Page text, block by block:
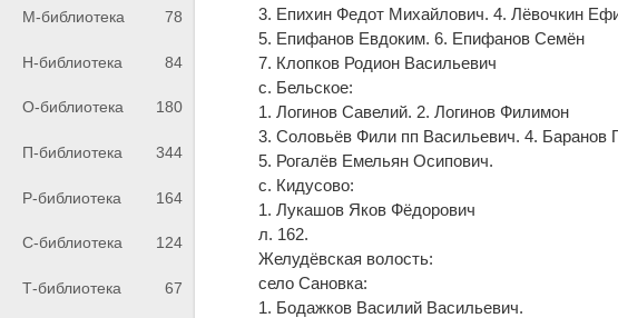
М-библиотека 78
Н-библиотека 84
О-библиотека 180
П-библиотека 344
Р-библиотека 164
С-библиотека 124
Т-библиотека 67
3. Епихин Федот Михайлович. 4. Лёвочкин
5. Епифанов Евдоким. 6. Епифанов Семён
7. Клопков Родион Васильевич
с. Бельское:
1. Логинов Савелий. 2. Логинов Филимон
3. Соловьёв Фили пп Васильевич. 4. Баранов
5. Рогалёв Емельян Осипович.
с. Кидусово:
1. Лукашов Яков Фёдорович
л. 162.
Желудёвская волость:
село Сановка:
1. Бодажков Василий Васильевич.